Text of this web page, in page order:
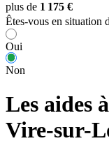
plus de 1 175 €
Êtes-vous en situation
Oui
Non
Les aides
Vire-sur-